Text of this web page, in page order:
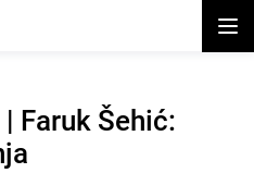
Faruk Šehić: